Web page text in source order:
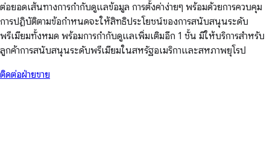
ต่อยอดเส้นทางการกำกับดูแลข้อมูล การตั้งค่าง่ายๆ พร้อมด้วยการควบคุม
การปฏิบัติตามข้อกำหนดจะให้สิทธิประโยชน์ของการสนับสนุนระดับ
พรีเมียมทั้งหมด พร้อมการกำกับดูแลเพิ่มเติมอีก 1 ชั้น มีให้บริการสำหรับ
ลูกค้าการสนับสนุนระดับพรีเมียมในสหรัฐอเมริกาและสหภาพยุโรป
ติดต่อฝ่ายขาย